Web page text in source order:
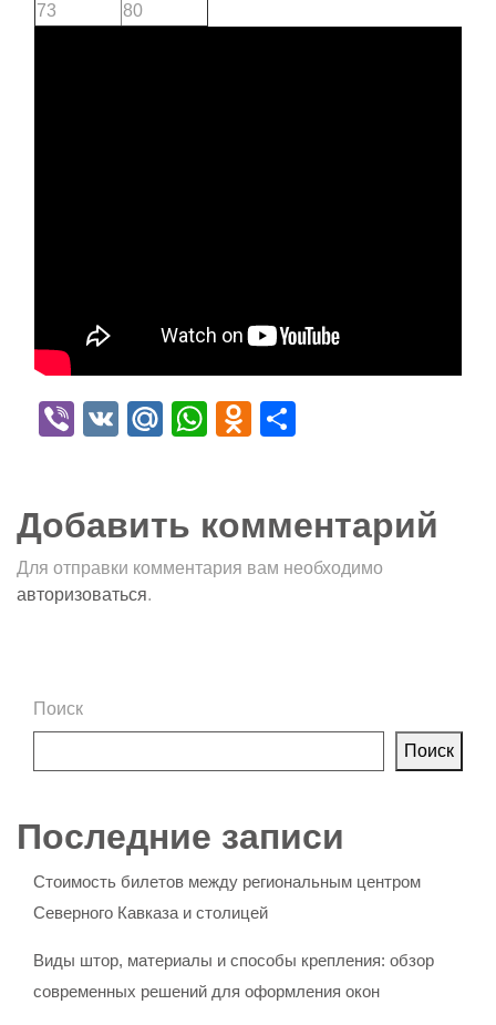
73
80
Viber
VK Mail.Ru
WhatsApp
Odnoklassniki
Добавить комментарий
Для отправки комментария вам необходимо
авторизоваться.
Поиск
Поиск
Последние записи
Стоимость билетов между региональным центром
Северного Кавказа и столицей
Виды штор, материалы и способы крепления: обзор
современных решений для оформления окон